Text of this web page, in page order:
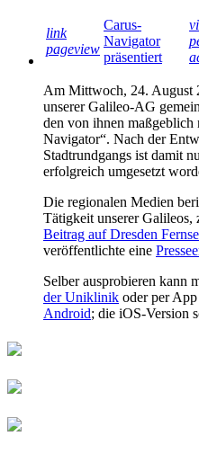
link
pageview
Carus-
Navigator
präsentiert
Am Mittwoch, 24. August
unserer Galileo-AG
den von ihnen
Navigator“. Nach der
Stadtrundgangs ist damit
erfolgreich umgesetzt
Die regionalen Medien
Tätigkeit unserer Galileos,
Beitrag auf Dresden
veröffentlichte eine
Selber ausprobieren kann
der Uniklinik oder per
Android; die iOS-Version